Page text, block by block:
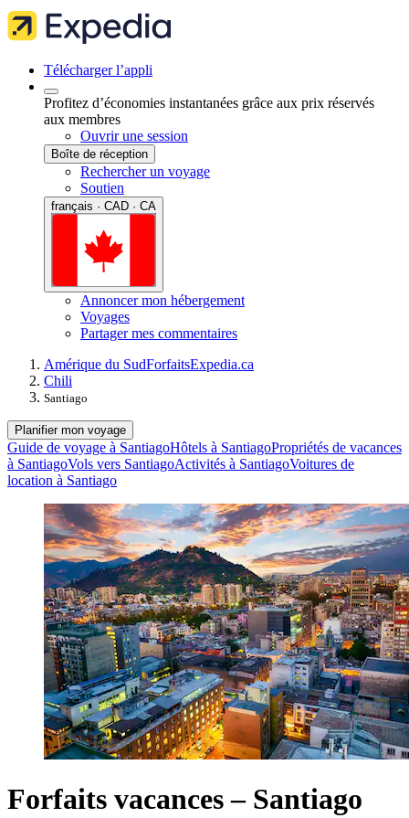
Télécharger l’appli
Profitez d’économies instantanées grâce aux prix réservés
aux membres
Ouvrir une session
Boîte de réception
Rechercher un voyage
Soutien
français · CAD · CA
Annoncer mon hébergement
Voyages
Partager mes commentaires
Amérique du SudForfaitsExpedia.ca
Chili
Santiago
Planifier mon voyage
Guide de voyage à SantiagoHôtels à SantiagoPropriétés de vacances
à SantiagoVols vers SantiagoActivités à SantiagoVoitures de
location à Santiago
Forfaits vacances – Santiago